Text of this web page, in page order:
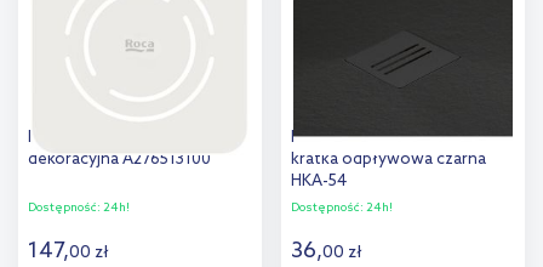
Roca Magma osłona
dekoracyjna A276513100
Dostępność: 24h!
147,00 zł
Radaway Kyntos F Black
kratka odpływowa czarna
HKA-54
Dostępność: 24h!
36,00 zł